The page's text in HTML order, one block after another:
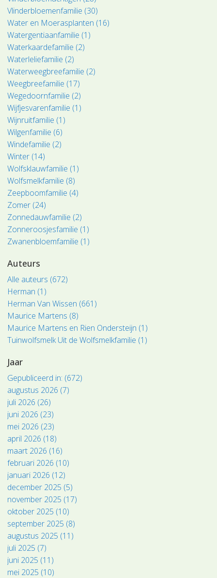
Vlinderbloemenfamilie (30)
Water en Moerasplanten (16)
Watergentiaanfamilie (1)
Waterkaardefamilie (2)
Waterleliefamilie (2)
Waterweegbreefamilie (2)
Weegbreefamilie (17)
Wegedoornfamilie (2)
Wijfjesvarenfamilie (1)
Wijnruitfamilie (1)
Wilgenfamilie (6)
Windefamilie (2)
Winter (14)
Wolfsklauwfamilie (1)
Wolfsmelkfamilie (8)
Zeepboomfamilie (4)
Zomer (24)
Zonnedauwfamilie (2)
Zonneroosjesfamilie (1)
Zwanenbloemfamilie (1)
Auteurs
Alle auteurs (672)
Herman (1)
Herman Van Wissen (661)
Maurice Martens (8)
Maurice Martens en Rien Ondersteijn (1)
Tuinwolfsmelk Uit de Wolfsmelkfamilie (1)
Jaar
Gepubliceerd in: (672)
augustus 2026 (7)
juli 2026 (26)
juni 2026 (23)
mei 2026 (23)
april 2026 (18)
maart 2026 (16)
februari 2026 (10)
januari 2026 (12)
december 2025 (5)
november 2025 (17)
oktober 2025 (10)
september 2025 (8)
augustus 2025 (11)
juli 2025 (7)
juni 2025 (11)
mei 2025 (10)